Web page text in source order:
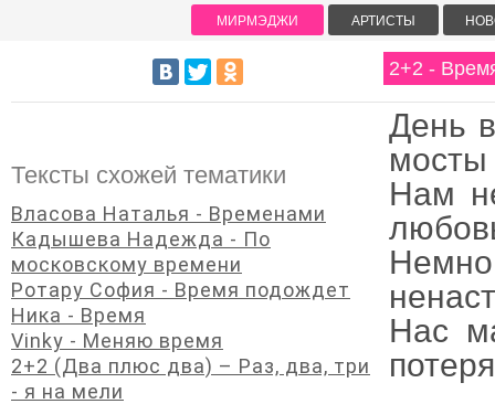
2+2 -
День
мосты
Нам
Нас
Тексты схожей тематики
Власова Наталья - Временами
Кадышева Надежда - По
московскому времени
Ротару София - Время подождет
Ника - Время
Vinky - Меняю время
2+2 (Два плюс два) – Раз, два, три
- я на мели
МИРМЭДЖИ АРТИСТЫ